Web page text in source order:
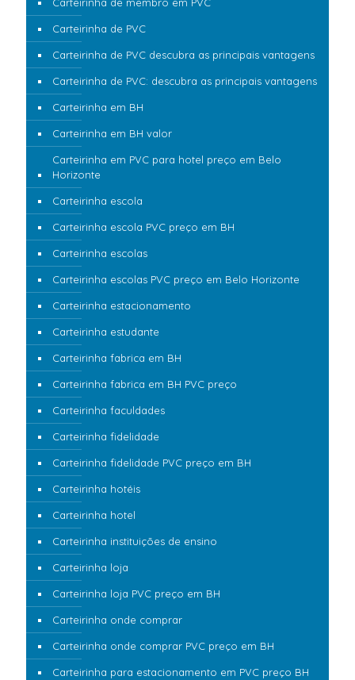
Carteirinha de membro em PVC
Carteirinha de PVC
Carteirinha de PVC descubra as principais vantagens
Carteirinha de PVC: descubra as principais vantagens
Carteirinha em BH
Carteirinha em BH valor
Carteirinha em PVC para hotel preço em Belo
Horizonte
Carteirinha escola
Carteirinha escola PVC preço em BH
Carteirinha escolas
Carteirinha escolas PVC preço em Belo Horizonte
Carteirinha estacionamento
Carteirinha estudante
Carteirinha fabrica em BH
Carteirinha fabrica em BH PVC preço
Carteirinha faculdades
Carteirinha fidelidade
Carteirinha fidelidade PVC preço em BH
Carteirinha hotéis
Carteirinha hotel
Carteirinha instituições de ensino
Carteirinha loja
Carteirinha loja PVC preço em BH
Carteirinha onde comprar
Carteirinha onde comprar PVC preço em BH
Carteirinha para estacionamento em PVC preço BH